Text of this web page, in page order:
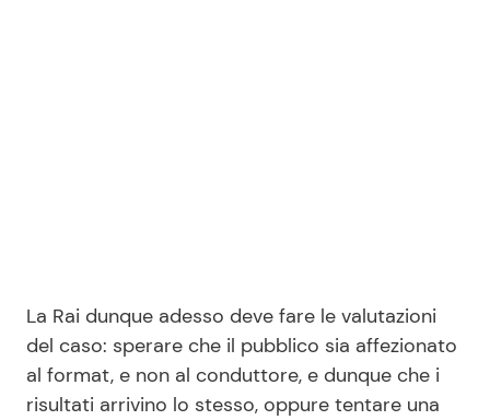
La Rai dunque adesso deve fare le valutazioni
del caso: sperare che il pubblico sia affezionato
al format, e non al conduttore, e dunque che i
risultati arrivino lo stesso, oppure tentare una